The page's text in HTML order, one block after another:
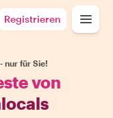
Registrieren
nur für Sie!
von